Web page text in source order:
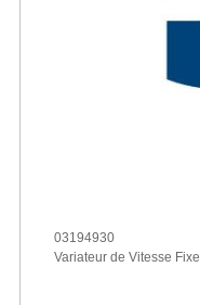
03194930
Variateur de Vitesse